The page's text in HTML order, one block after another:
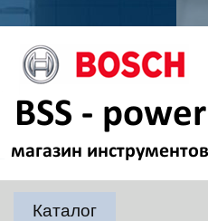
Каталог